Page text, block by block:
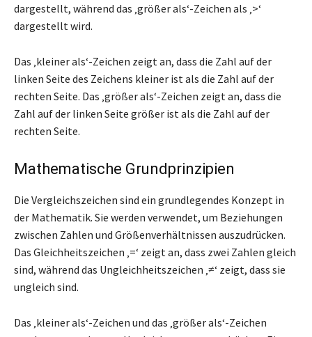
dargestellt, während das ‚größer als‘-Zeichen als ‚>‘
dargestellt wird.
Das ‚kleiner als‘-Zeichen zeigt an, dass die Zahl auf der
linken Seite des Zeichens kleiner ist als die Zahl auf der
rechten Seite. Das ‚größer als‘-Zeichen zeigt an, dass die
Zahl auf der linken Seite größer ist als die Zahl auf der
rechten Seite.
Mathematische Grundprinzipien
Die Vergleichszeichen sind ein grundlegendes Konzept in
der Mathematik. Sie werden verwendet, um Beziehungen
zwischen Zahlen und Größenverhältnissen auszudrücken.
Das Gleichheitszeichen ‚=‘ zeigt an, dass zwei Zahlen gleich
sind, während das Ungleichheitszeichen ‚≠‘ zeigt, dass sie
ungleich sind.
Das ‚kleiner als‘-Zeichen und das ‚größer als‘-Zeichen